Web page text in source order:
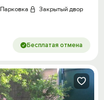
Парковка
Закрытый двор
Бесплатая отмена